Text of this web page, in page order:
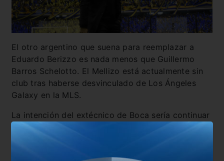
El otro argentino que suena para reemplazar a
Eduardo Berizzo es nada menos que Guillermo
Barros Schelotto. El Mellizo está actualmente sin
club tras haberse desvinculado de Los Ángeles
Galaxy en la MLS.
La intención del extécnico de Boca sería continuar
en Estados Unidos, México o Europa, pero la